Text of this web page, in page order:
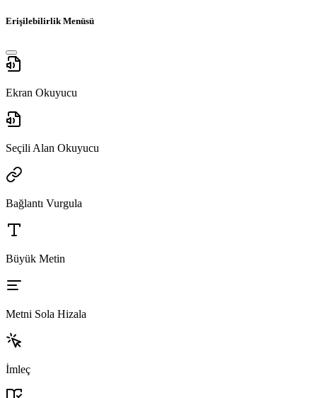
Erişilebilirlik Menüsü
Ekran Okuyucu
Seçili Alan Okuyucu
Bağlantı Vurgula
Büyük Metin
Metni Sola Hizala
İmleç